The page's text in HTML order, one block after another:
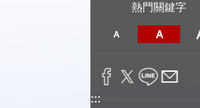
熱門關鍵字
:::